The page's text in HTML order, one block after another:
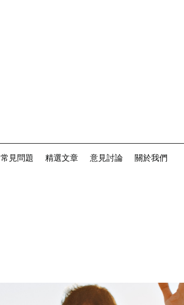
常見問題 精選文章 意見討論 關於我們